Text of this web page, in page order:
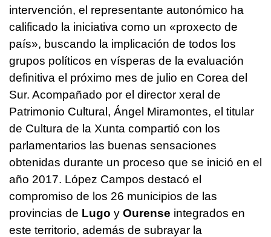
intervención, el representante autonómico ha
calificado la iniciativa como un «proxecto de
país», buscando la implicación de todos los
grupos políticos en vísperas de la evaluación
definitiva el próximo mes de julio en Corea del
Sur. Acompañado por el director xeral de
Patrimonio Cultural, Ángel Miramontes, el titular
de Cultura de la Xunta compartió con los
parlamentarios las buenas sensaciones
obtenidas durante un proceso que se inició en el
año 2017. López Campos destacó el
compromiso de los 26 municipios de las
provincias de Lugo y Ourense integrados en
este territorio, además de subrayar la